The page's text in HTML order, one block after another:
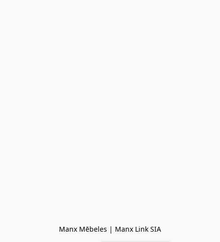
Manx Mēbeles | Manx Link SIA